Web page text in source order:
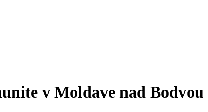
v Moldave nad Bodvou